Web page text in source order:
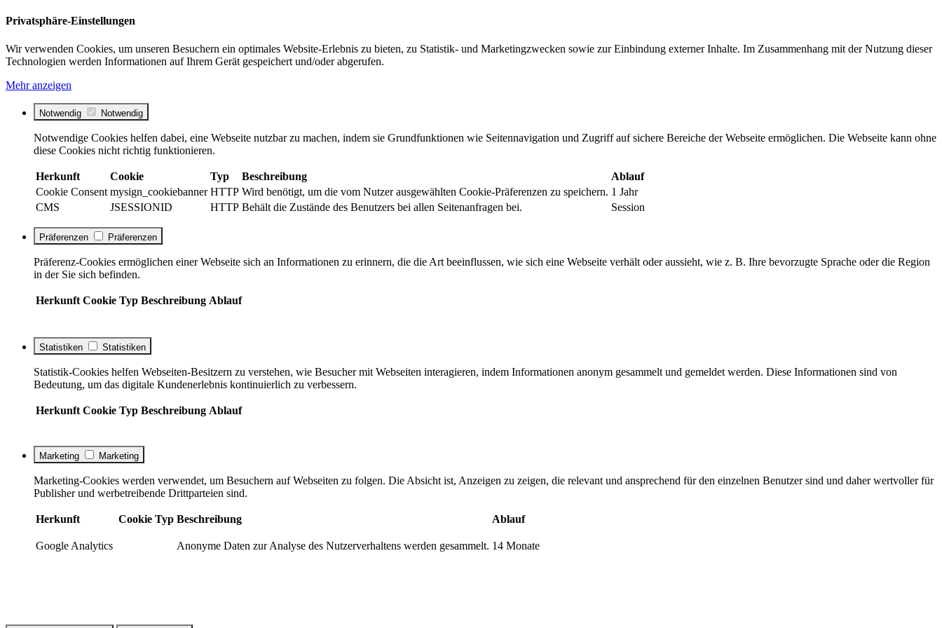
Privatsphäre-Einstellungen
Wir verwenden Cookies, um unseren Besuchern ein optimales Website-Erlebnis zu bieten, zu Statistik- und Marketingzwecken sowie zur Einbindung externer Inhalte. Im Zusammenhang mit der Nutzung dieser
Technologien werden Informationen auf Ihrem Gerät gespeichert und/oder abgerufen.
Mehr anzeigen
Notwendig Notwendig
Notwendige Cookies helfen dabei, eine Webseite nutzbar zu machen, indem sie Grundfunktionen wie Seitennavigation und Zugriff auf sichere Bereiche der Webseite ermöglichen. Die Webseite kann ohne
diese Cookies nicht richtig funktionieren.
Herkunft Cookie Typ Beschreibung
Ablauf
Cookie Consent mysign_cookiebanner HTTP Wird benötigt, um die vom Nutzer ausgewählten Cookie-Präferenzen zu speichern. 1 Jahr
CMS
JSESSIONID HTTP Behält die Zustände des Benutzers bei allen Seitenanfragen bei. Session
Präferenzen Präferenzen
Präferenz-Cookies ermöglichen einer Webseite sich an Informationen zu erinnern, die die Art beeinflussen, wie sich eine Webseite verhält oder aussieht, wie z. B. Ihre bevorzugte Sprache oder die Region
in der Sie sich befinden.
Herkunft Cookie Typ Beschreibung Ablauf
Statistiken Statistiken
Statistik-Cookies helfen Webseiten-Besitzern zu verstehen, wie Besucher mit Webseiten interagieren, indem Informationen anonym gesammelt und gemeldet werden. Diese Informationen sind von
Bedeutung, um das digitale Kundenerlebnis kontinuierlich zu verbessern.
Herkunft Cookie Typ Beschreibung Ablauf
Marketing Marketing
Marketing-Cookies werden verwendet, um Besuchern auf Webseiten zu folgen. Die Absicht ist, Anzeigen zu zeigen, die relevant und ansprechend für den einzelnen Benutzer sind und daher wertvoller für
Publisher und werbetreibende Drittparteien sind.
Herkunft Cookie Typ Beschreibung Ablauf
Google Analytics Anonyme Daten zur Analyse des Nutzerverhaltens werden gesammelt. 14 Monate